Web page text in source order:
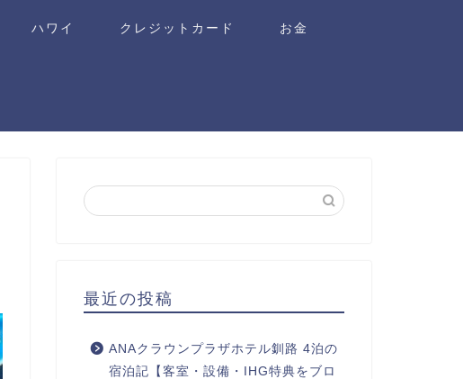
ハワイ クレジットカード お金
最近の投稿
ANAクラウンプラザホテル釧路 4泊の
宿泊記【客室・設備・IHG特典をブロ